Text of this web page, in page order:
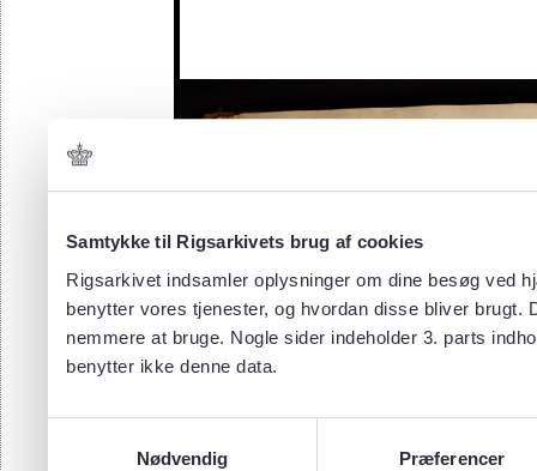
Samtykke til Rigsarkivets brug af cookies
Rigsarkivet indsamler oplysninger om dine besøg ved
benytter vores tjenester, og hvordan disse bliver
nemmere at bruge. Nogle sider indeholder 3. parts
benytter ikke denne data.
Nødvendig
Præferencer